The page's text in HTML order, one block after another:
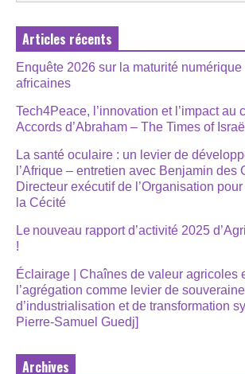
Articles récents
Enquête 2026 sur la maturité numérique
africaines
Tech4Peace, l’innovation et l’impact au
Accords d’Abraham – The Times of Israël
La santé oculaire : un levier de
l’Afrique – entretien avec Benjamin des
Directeur exécutif de l’Organisation
la Cécité
Le nouveau rapport d’activité 2025
!
Éclairage | Chaînes de valeur agricoles
l’agrégation comme levier de
d’industrialisation et de transformation
Pierre-Samuel Guedj]
Archives